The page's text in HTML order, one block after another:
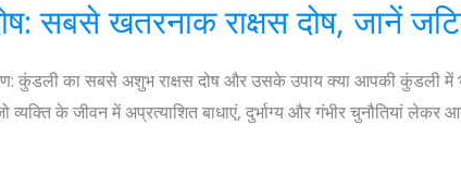
सबसे खतरनाक राक्षस दोष, जानें
कुंडली का सबसे अशुभ राक्षस दोष और उसके उपाय क्या आपकी कुंडली में
व्यक्ति के जीवन में अप्रत्याशित बाधाएं, दुर्भाग्य और गंभीर चुनौतियां